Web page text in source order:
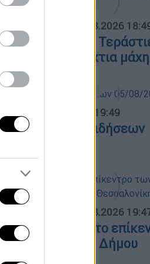
06.08.2026
στη Σκύρο:
και ολονύχτια μάχη
05.08.2026 19:49
δελτίο ειδήσεων
06.08.2026
και Τούμπα στο
του Δήμου